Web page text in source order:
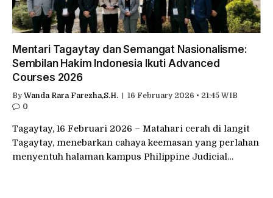
Mentari Tagaytay dan Semangat Nasionalisme:
Sembilan Hakim Indonesia Ikuti Advanced
Courses 2026
By Wanda Rara Farezha,S.H.
16 February 2026 • 21:45 WIB
0
Tagaytay, 16 Februari 2026 – Matahari cerah di langit
Tagaytay, menebarkan cahaya keemasan yang perlahan
menyentuh halaman kampus Philippine Judicial…